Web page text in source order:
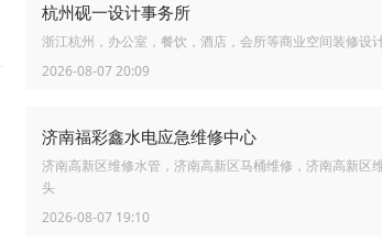
杭州砚一设计事务所
浙江杭州，办公室，餐饮，酒店，会所等商业空间装修设
2026-08-07 20:09
济南福彩鑫水电应急维修中心
济南高新区维修水管，济南高新区马桶维修，济南高新区
头
2026-08-07 19:10